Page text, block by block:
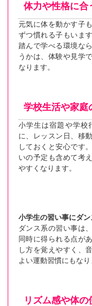
体力や性格に合
元気に体を動かす子
ずつ慣れる子もいま
踏んで学べる環境な
うかは、体験や見学
なります。
学校生活や家庭
小学生は宿題や学校
に、レッスン日、移
しておくと安心です
いの予定も含めて考
やすくなります。
小学生の習い事にダ
ダンス系の習い事は
同時に得られる点が
し方を覚えやすく、
よい運動習慣にもなり
リズム感や体